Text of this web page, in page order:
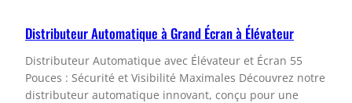
Distributeur Automatique à Grand Écran à Élévateur
Distributeur Automatique avec Élévateur et Écran 55
Pouces : Sécurité et Visibilité Maximales Découvrez notre
distributeur automatique innovant, conçu pour une